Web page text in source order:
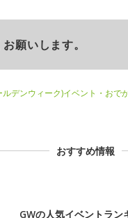
願いします。
デンウィーク)イベント・おで
おすすめ情報
GWの人気イベントラン